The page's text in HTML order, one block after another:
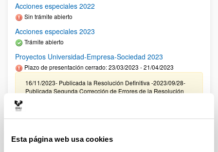
Esta página web usa cookies
Acciones especiales 2022
Sin trámite abierto
Acciones especiales 2023
Trámite abierto
Proyectos Universidad-Empresa-Sociedad 2023
Plazo de presentación cerrado: 23/03/2023 - 21/04/2023
16/11/2023- Publicada la Resolución Definitiva -2023/09/28-
Publicada Segunda Corrección de Errores de la Resolución